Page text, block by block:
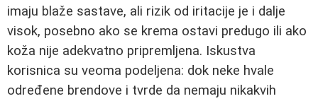
imaju blaže sastave, ali rizik od iritacije je i dalje
visok, posebno ako se krema ostavi predugo ili ako
koža nije adekvatno pripremljena. Iskustva
korisnica su veoma podeljena: dok neke hvale
određene brendove i tvrde da nemaju nikakvih